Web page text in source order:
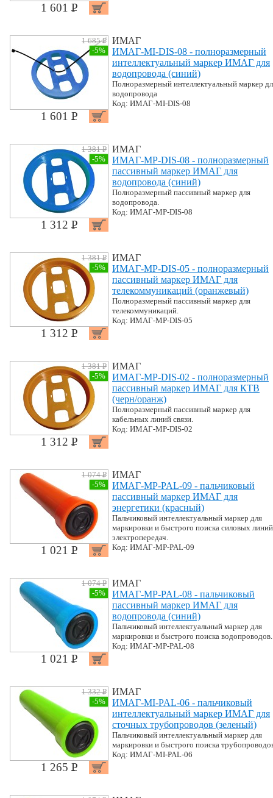
1 601 P УБ.
1 685 PУБ.
-5%
1 601 P УБ.
ИМАГ
ИМАГ-MI-DIS-08 - полноразмерный
интеллектуальный маркер ИМАГ для
водопровода (синий)
Полноразмерный интеллектуальный маркер
водопровода
Код: ИМАГ-MI-DIS-08
1 381 PУБ.
-5%
1 312 P УБ.
ИМАГ
ИМАГ-MP-DIS-08 - полноразмерный
пассивный маркер ИМАГ для
водопровода (синий)
Полноразмерный пассивный маркер для
водопровода.
Код: ИМАГ-MP-DIS-08
1 381 PУБ.
-5%
1 312 P УБ.
ИМАГ
ИМАГ-MP-DIS-05 - полноразмерный
пассивный маркер ИМАГ для
телекоммуникаций (оранжевый)
Полноразмерный пассивный маркер для
телекоммуникаций.
Код: ИМАГ-MP-DIS-05
1 381 PУБ.
-5%
1 312 P УБ.
ИМАГ
ИМАГ-MP-DIS-02 - полноразмерный
пассивный маркер ИМАГ для КТВ
(черн/оранж)
Полноразмерный пассивный маркер для
кабельных линий связи.
Код: ИМАГ-MP-DIS-02
1 074 PУБ.
-5%
1 021 P УБ.
ИМАГ
ИМАГ-MP-PAL-09 - пальчиковый
пассивный маркер ИМАГ для
энергетики (красный)
Пальчиковый интеллектуальный маркер для
маркировки и быстрого поиска силовых линий
электропередач.
Код: ИМАГ-MP-PAL-09
1 074 PУБ.
-5%
1 021 P УБ.
ИМАГ
ИМАГ-MP-PAL-08 - пальчиковый
пассивный маркер ИМАГ для
водопровода (синий)
Пальчиковый интеллектуальный маркер для
маркировки и быстрого поиска водопроводов.
Код: ИМАГ-MP-PAL-08
1 332 PУБ.
-5%
1 265 P УБ.
ИМАГ
ИМАГ-MI-PAL-06 - пальчиковый
интеллектуальный маркер ИМАГ для
сточных трубопроводов (зеленый)
Пальчиковый интеллектуальный маркер для
маркировки и быстрого поиска
Код: ИМАГ-MI-PAL-06